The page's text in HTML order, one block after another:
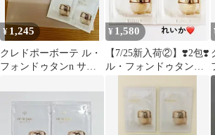
¥ 1,245
クレドポーボーテ ル・
フォンドゥタンn サン
¥ 1,580
【7/25新入荷②】❣️2包❣️
ル・フォンドゥタン